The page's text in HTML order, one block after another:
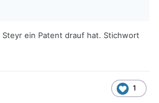
ein Patent drauf hat. Stichwort
1